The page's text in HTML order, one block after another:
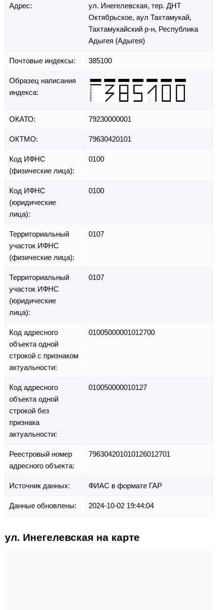
Адрес: ул. Инегелевская, тер. ДНТ
Октябрьское, аул Тахтамукай,
Тахтамукайский р-н, Республика
Адыгея (Адыгея)
Почтовые индексы: 385100
Образец написания
индекса:
ОКАТО: 79230000001
ОКТМО: 79630420101
Код ИФНС
(физические лица):
0100
Код ИФНС
(юридические
лица):
0100
Территориальный
участок ИФНС
(физические лица):
0107
Территориальный
участок ИФНС
(юридические
лица):
0107
Код адресного
объекта одной
строкой с признаком
актуальности:
01005000001012700
Код адресного
объекта одной
строкой без
признака
актуальности:
010050000010127
Реестровый номер
адресного объекта:
796304201010126012701
Источник данных: ФИАС в формате ГАР
Данные обновлены: 2024-10-02 19:44:04
ул. Инегелевская на карте